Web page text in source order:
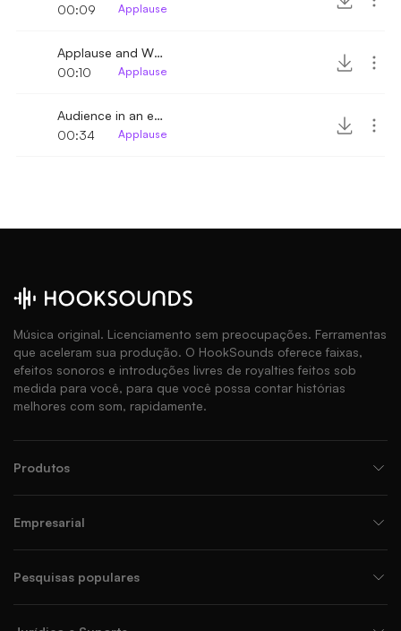
00:09
Applause
Applause and Whistle
00:10
Applause
Audience in an entertainment show cheering
00:34
Applause
Música original. Licenciamento sem preocupações. Ferramentas
que aceleram sua produção. O HookSounds oferece faixas,
efeitos sonoros e introduções livres de royalties feitos sob
medida para você, para que você possa contar histórias
melhores com som, rapidamente.
Produtos
Empresarial
Pesquisas populares